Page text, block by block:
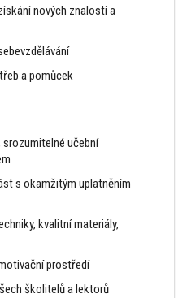
nových znalostí a
a pomůcek
srozumitelné učební
s okamžitým uplatněním
kvalitní materiály,
prostředí
školitelů a lektorů